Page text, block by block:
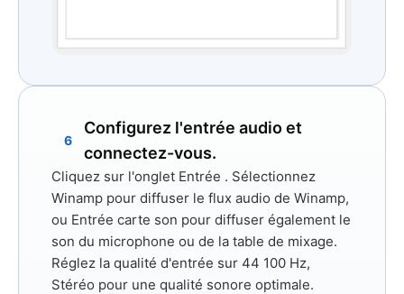
6
Configurez l'entrée audio et
connectez-vous.
Cliquez sur l'onglet Entrée . Sélectionnez
Winamp pour diffuser le flux audio de Winamp,
ou Entrée carte son pour diffuser également le
son du microphone ou de la table de mixage.
Réglez la qualité d'entrée sur 44 100 Hz,
Stéréo pour une qualité sonore optimale.